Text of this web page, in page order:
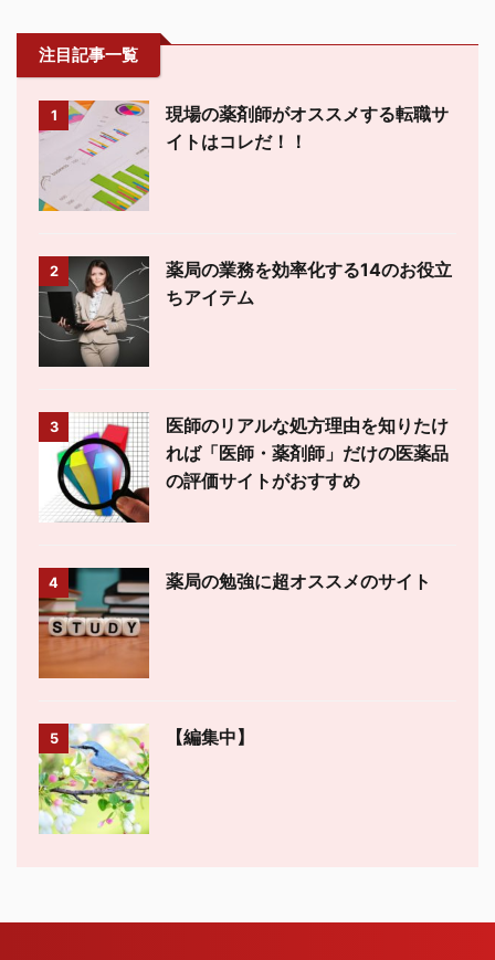
注目記事一覧
1
現場の薬剤師がオススメする転職サ
イトはコレだ！！
2
薬局の業務を効率化する14のお役立
ちアイテム
3
医師のリアルな処方理由を知りたけ
れば「医師・薬剤師」だけの医薬品
の評価サイトがおすすめ
4 薬局の勉強に超オススメのサイト
5 【編集中】